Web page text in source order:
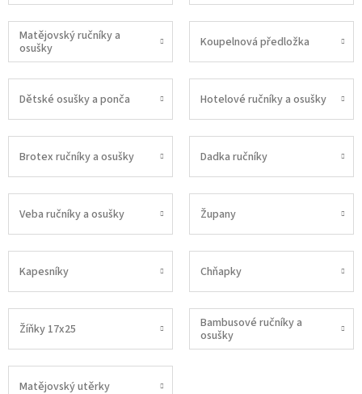
Matějovský ručníky a
osušky
Koupelnová předložka
Dětské osušky a ponča Hotelové ručníky a osušky
Brotex ručníky a osušky Dadka ručníky
Veba ručníky a osušky Župany
Kapesníky Chňapky
Žíňky 17x25
Bambusové ručníky a
osušky
Matějovský utěrky